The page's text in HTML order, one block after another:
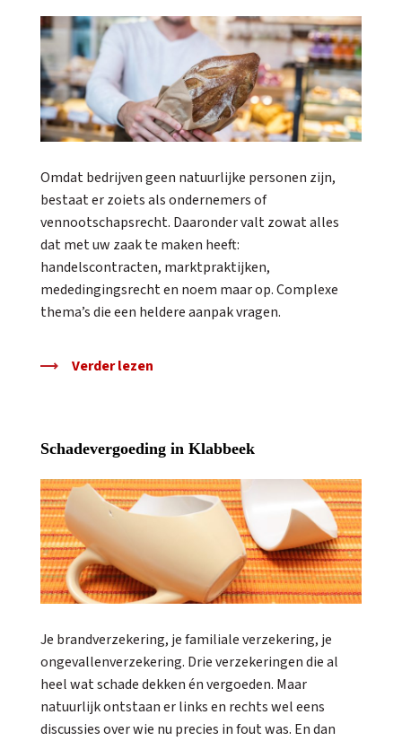
Omdat bedrijven geen natuurlijke personen zijn,
bestaat er zoiets als ondernemers of
vennootschapsrecht. Daaronder valt zowat alles
dat met uw zaak te maken heeft:
handelscontracten, marktpraktijken,
mededingingsrecht en noem maar op. Complexe
thema’s die een heldere aanpak vragen.
Verder lezen
Schadevergoeding in Klabbeek
Je brandverzekering, je familiale verzekering, je
ongevallenverzekering. Drie verzekeringen die al
heel wat schade dekken én vergoeden. Maar
natuurlijk ontstaan er links en rechts wel eens
discussies over wie nu precies in fout was. En dan